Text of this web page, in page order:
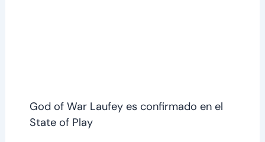
God of War Laufey es confirmado en el
State of Play